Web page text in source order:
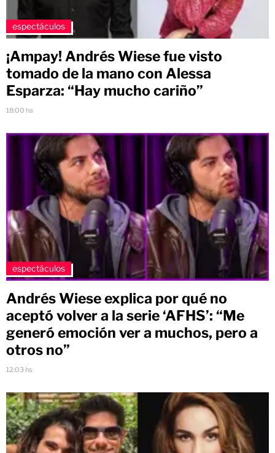
espectáculos
¡Ampay! Andrés Wiese fue visto
tomado de la mano con Alessa
Esparza: “Hay mucho cariño”
18:00 hs
espectáculos
Andrés Wiese explica por qué no
aceptó volver a la serie ‘AFHS’: “Me
generó emoción ver a muchos, pero a
otros no”
12:03 hs